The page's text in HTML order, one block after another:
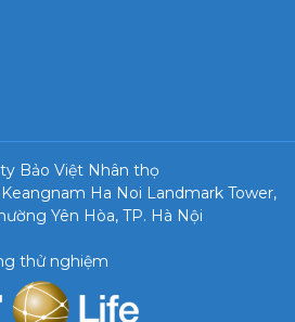
Bảo Việt Nhân thọ
Ha Noi Landmark Tower,
Yên Hòa, TP. Hà Nội
thử nghiệm